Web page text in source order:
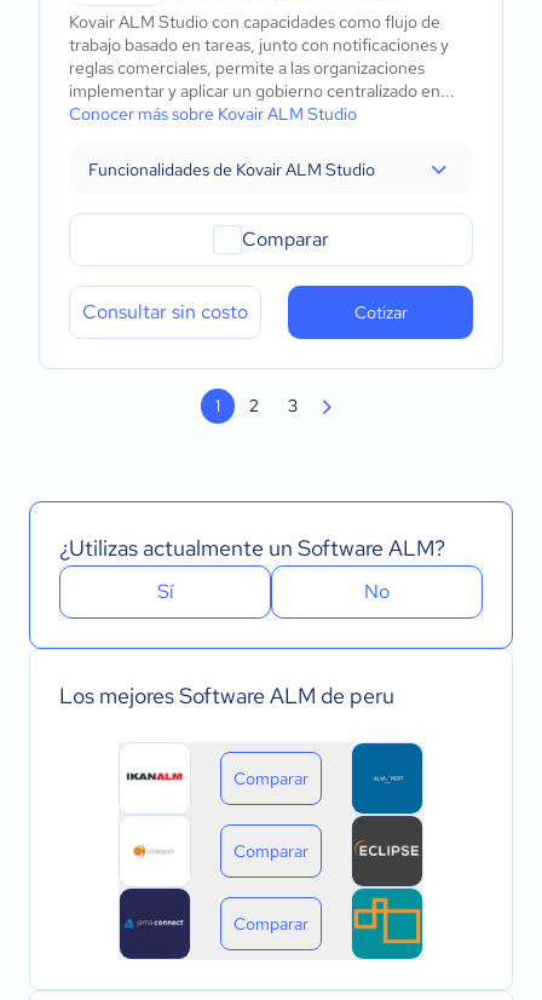
Kovair ALM Studio con capacidades como flujo de
trabajo basado en tareas, junto con notificaciones y
reglas comerciales, permite a las organizaciones
implementar y aplicar un gobierno centralizado en...
Conocer más sobre Kovair ALM Studio
Funcionalidades de Kovair ALM Studio
Comparar
Consultar sin costo Cotizar
1 2 3
¿Utilizas actualmente un Software ALM?
Sí No
Los mejores Software ALM de peru
Comparar
Comparar
Comparar